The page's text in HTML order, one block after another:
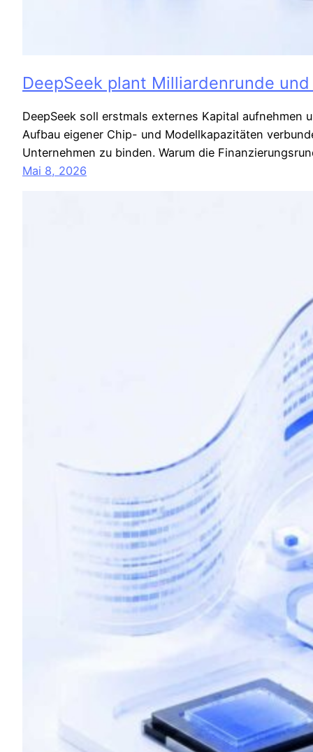
DeepSeek plant Milliardenrunde
DeepSeek soll erstmals externes Kapital
Aufbau eigener Chip- und Modellkapazitäten
Unternehmen zu binden. Warum die
Mai 8, 2026